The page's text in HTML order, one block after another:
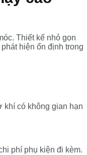
Thiết kế nhỏ gọn
hiện ổn định trong
khí có không gian hạn
phí phụ kiện đi kèm.